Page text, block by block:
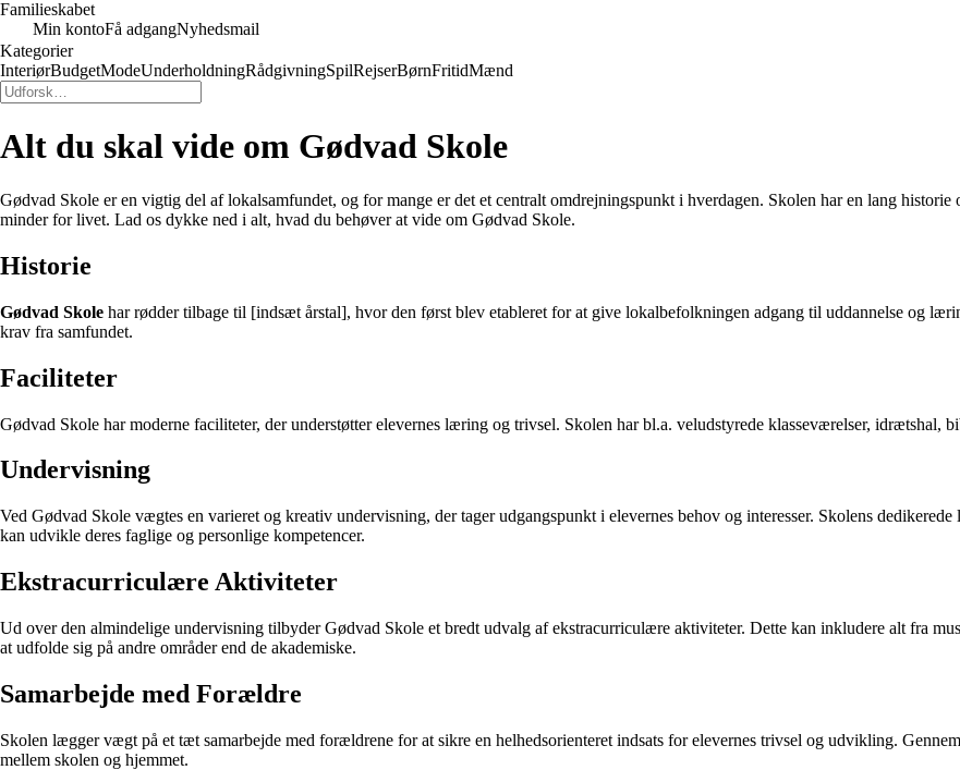
Familieskabet
Min kontoFå adgangNyhedsmail
Kategorier
InteriørBudgetModeUnderholdningRådgivningSpilRejserBørnFritidMænd
Alt du skal vide om Gødvad Skole
Gødvad Skole er en vigtig del af lokalsamfundet, og for mange er det et centralt omdrejningspunkt i hverdagen. Skolen har en lang
minder for livet. Lad os dykke ned i alt, hvad du behøver at vide om Gødvad Skole.
Historie
Gødvad Skole har rødder tilbage til [indsæt årstal], hvor den først blev etableret for at give lokalbefolkningen adgang til uddannelse og
krav fra samfundet.
Faciliteter
Gødvad Skole har moderne faciliteter, der understøtter elevernes læring og trivsel. Skolen har bl.a. veludstyrede klasseværelser, idrætshal,
Undervisning
Ved Gødvad Skole vægtes en varieret og kreativ undervisning, der tager udgangspunkt i elevernes behov og interesser. Skolens
kan udvikle deres faglige og personlige kompetencer.
Ekstracurriculære Aktiviteter
Ud over den almindelige undervisning tilbyder Gødvad Skole et bredt udvalg af ekstracurriculære aktiviteter. Dette kan inkludere alt fra
at udfolde sig på andre områder end de akademiske.
Samarbejde med Forældre
Skolen lægger vægt på et tæt samarbejde med forældrene for at sikre en helhedsorienteret indsats for elevernes trivsel og udvikling.
mellem skolen og hjemmet.